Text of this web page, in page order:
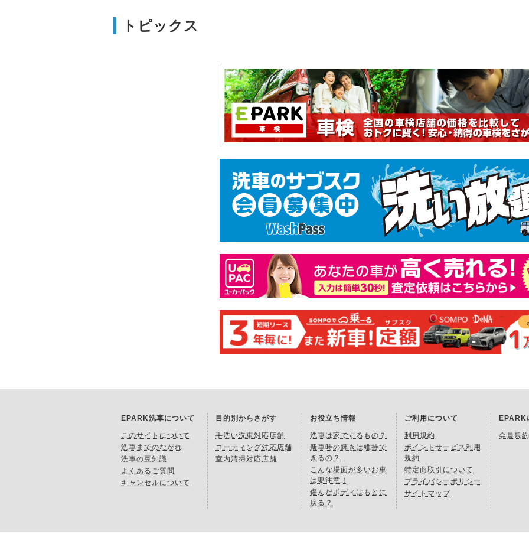
トピックス
EPARK洗車について
このサイトについて
洗車までのながれ
洗車の豆知識
よくあるご質問
キャンセルについて
目的別からさがす
手洗い洗車対応店舗
コーティング対応店舗
室内清掃対応店舗
お役立ち情報
洗車は家でするもの？
新車時の輝きは維持で
きるの？
こんな場面が多いお車
は要注意！
傷んだボディはもとに
戻る？
ご利用について
利用規約
ポイントサービス利用
規約
特定商取引について
プライバシーポリシー
サイトマップ
EPARK
会員規約